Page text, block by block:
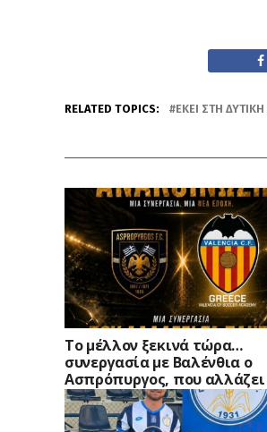
RELATED TOPICS: ΕΚΕΊ ΣΤΗ ΔΥΤΙΚΉ
Το μέλλον ξεκινά τώρα…
συνεργασία με Βαλένθια ο
Ασπρόπυργος, που
δεδομένα